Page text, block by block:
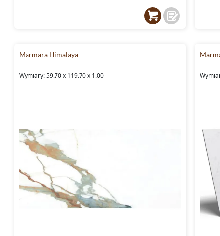
Marmara Himalaya
Wymiary: 59.70 x 119.70 x 1.00